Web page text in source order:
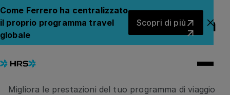
Come Ferrero ha centralizzato
il proprio programma travel
globale
Scopri di più
GESTIONE DI ALLOGGI E RIUNIONI
Il tuo percorso verso una
gestione strategica dei
viaggi
Migliora le prestazioni del tuo programma di viaggio